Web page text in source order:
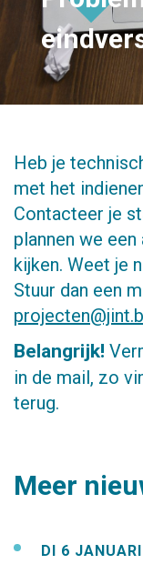
Heb je
met het
Contacteer je
plannen we
kijken. Weet je
Stuur dan een
Belangrijk!
in de mail, zo
terug.
Meer
DI 6